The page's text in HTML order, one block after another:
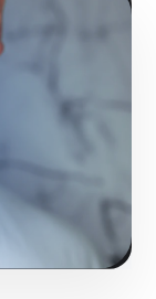
y
de tracción.